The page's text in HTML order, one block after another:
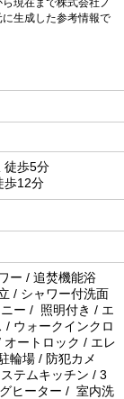
現在まで株式会社ノ
生成した参考情報で
徒歩5分
歩12分
ー / 追焚機能浴
/ シャワー付洗面
ー / 照明付き / エ
ウォークインクロ
ートロック / エレ
輪場 / 防犯カメ
テムキッチン / 3
ヒーター / 室内洗